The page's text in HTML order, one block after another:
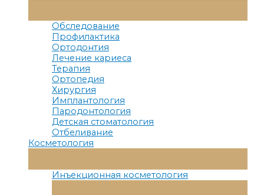
Меню
Обследование
Профилактика
Ортодонтия
Лечение кариеса
Терапия
Ортопедия
Хирургия
Имплантология
Пародонтология
Детская стоматология
Отбеливание
Косметология
Меню
Инъекционная косметология